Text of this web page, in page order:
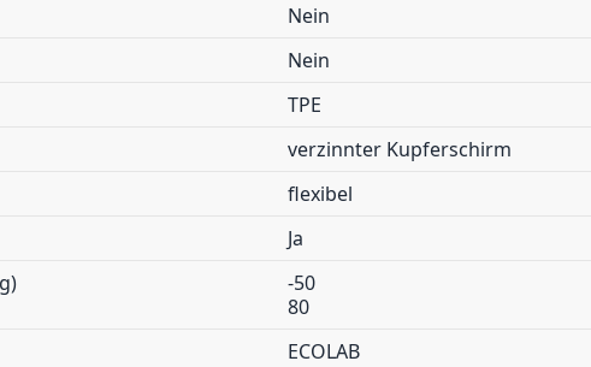
Nein
Nein
TPE
verzinnter Kupferschirm
flexibel
Ja
-50
80
ECOLAB